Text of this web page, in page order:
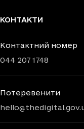
КОНТАКТИ
Контактний номер
044 207 1748
Потеревенити